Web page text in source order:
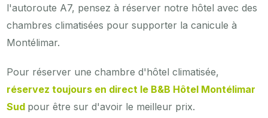
l'autoroute A7, pensez à réserver notre hôtel avec des
chambres climatisées pour supporter la canicule à
Montélimar.
Pour réserver une chambre d'hôtel climatisée,
réservez toujours en direct le B&B Hôtel Montélimar
Sud pour être sur d'avoir le meilleur prix.